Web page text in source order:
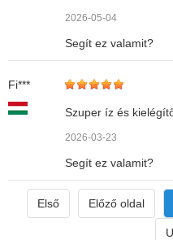
2026-05-04
Segít ez valamit?
Fi***
Szuper íz és
2026-03-23
Segít ez valamit?
Első Előző oldal